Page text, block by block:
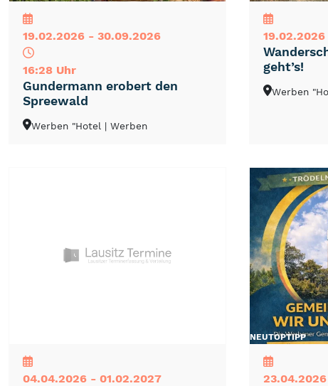
19.02.2026 - 30.09.2026
16:28 Uhr
Gundermann erobert den
Spreewald
Werben "Hotel | Werben
19.02.2026
geht’s!
Werben
04.04.2026 - 01.02.2027
NEUTOPTIPP